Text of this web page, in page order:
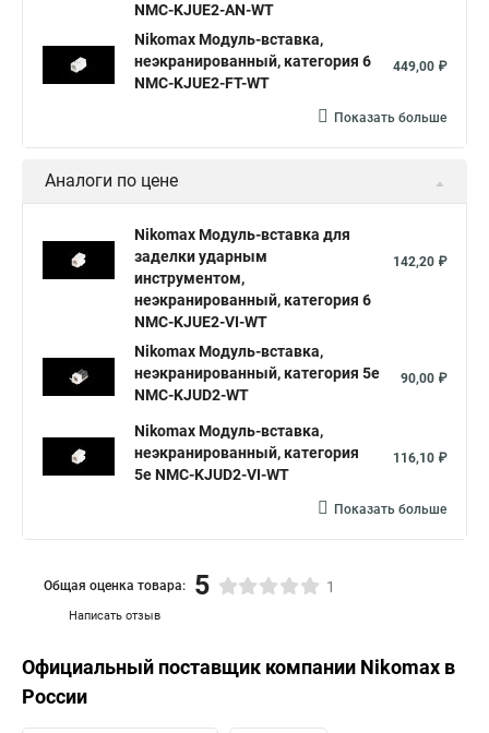
NMC-KJUE2-AN-WT
Nikomax Модуль-вставка,
неэкранированный, категория 6
NMC-KJUE2-FT-WT
449,00 ₽
Показать больше
Аналоги по цене
Nikomax Модуль-вставка для
заделки ударным
инструментом,
неэкранированный, категория 6
NMC-KJUE2-VI-WT
142,20 ₽
Nikomax Модуль-вставка,
неэкранированный, категория 5e
NMC-KJUD2-WT
90,00 ₽
Nikomax Модуль-вставка,
неэкранированный, категория
5e NMC-KJUD2-VI-WT
116,10 ₽
Показать больше
Написать отзыв
Общая оценка товара: 5 1
Официальный поставщик компании Nikomax в
России